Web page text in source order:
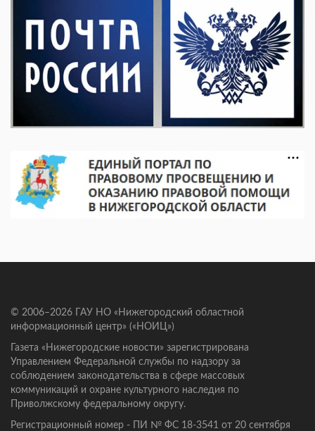
© 2006–2026 ГАУ НО «Нижегородский областной
информационный центр» («НОИЦ»)
Газета «Нижегородские новости» зарегистрирована
Управлением Федеральной службы по надзору за
соблюдением законодательства в сфере массовых
коммуникаций и охране культурного наследия по
Приволжскому федеральному округу.
Регистрационный номер - ПИ № ФС 18-3541 от 20 сентября